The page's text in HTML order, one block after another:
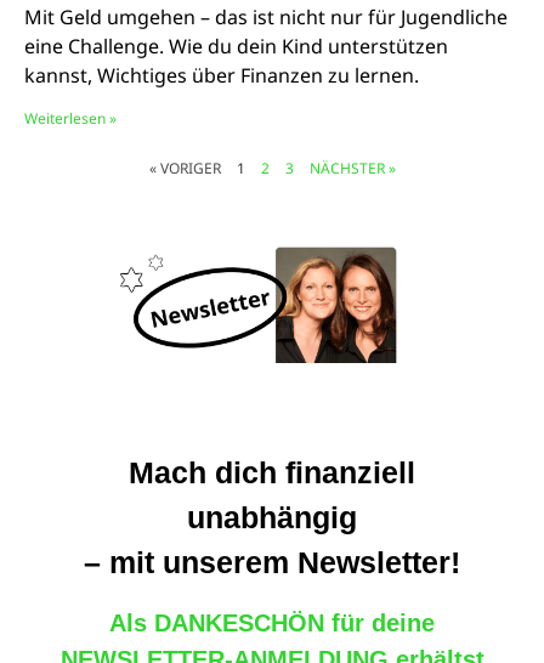
Mit Geld umgehen – das ist nicht nur für Jugendliche
eine Challenge. Wie du dein Kind unterstützen
kannst, Wichtiges über Finanzen zu lernen.
Weiterlesen »
« VORIGER 1 2 3 NÄCHSTER »
Mach dich finanziell
unabhängig
– mit unserem Newsletter!
Als DANKESCHÖN für deine